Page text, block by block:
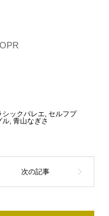
シックバレエ セルフプ
ル, 青山なぎさ